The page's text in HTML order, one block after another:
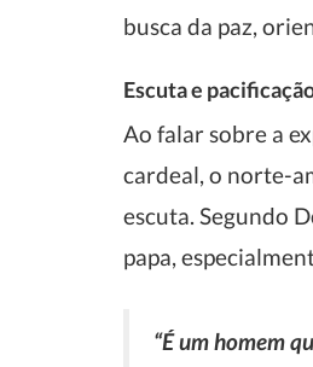
busca da paz,
Escuta e
Ao falar sobre a
cardeal, o norte-
escuta. Segundo
papa,
“É um homem